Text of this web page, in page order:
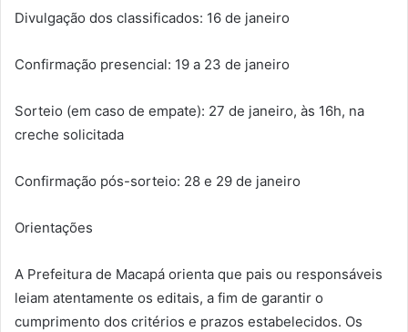
Divulgação dos classificados: 16 de janeiro
Confirmação presencial: 19 a 23 de janeiro
Sorteio (em caso de empate): 27 de janeiro, às 16h, na
creche solicitada
Confirmação pós-sorteio: 28 e 29 de janeiro
Orientações
A Prefeitura de Macapá orienta que pais ou responsáveis
leiam atentamente os editais, a fim de garantir o
cumprimento dos critérios e prazos estabelecidos. Os